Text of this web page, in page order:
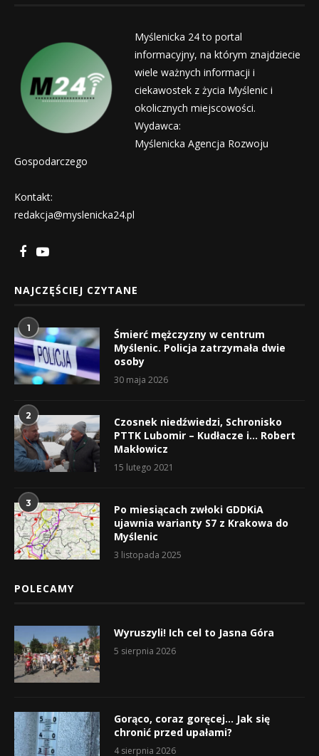
Myślenicka 24 to portal
informacyjny, na którym znajdziecie
wiele ważnych informacji i
ciekawostek z życia Myślenic i
okolicznych miejscowości.
Wydawca:
Myślenicka Agencja Rozwoju
Gospodarczego
Kontakt:
redakcja@myslenicka24.pl
NAJCZĘŚCIEJ CZYTANE
1
Śmierć mężczyzny w centrum
Myślenic. Policja zatrzymała dwie
osoby
30 maja 2026
2
Czosnek niedźwiedzi, Schronisko
PTTK Lubomir – Kudłacze i… Robert
Makłowicz
15 lutego 2021
3
Po miesiącach zwłoki GDDKiA
ujawnia warianty S7 z Krakowa do
Myślenic
3 listopada 2025
POLECAMY
Wyruszyli! Ich cel to Jasna Góra
5 sierpnia 2026
Gorąco, coraz goręcej… Jak się
chronić przed upałami?
4 sierpnia 2026